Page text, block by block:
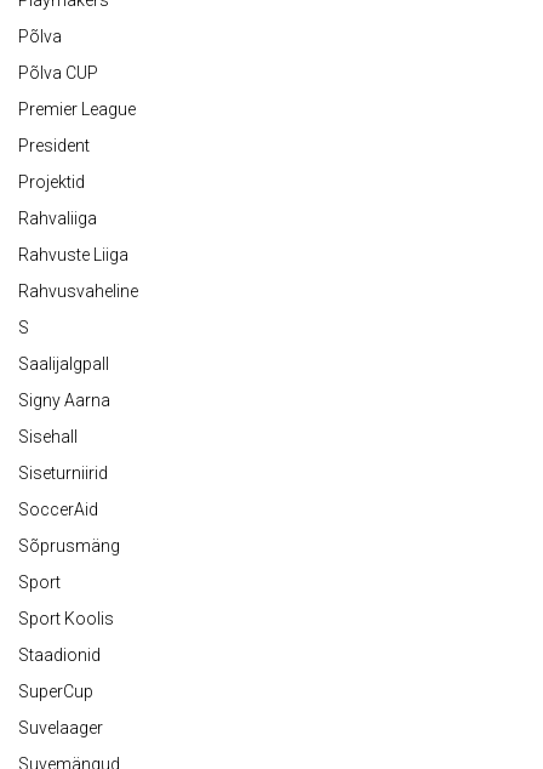
Põlva
Põlva CUP
Premier League
President
Projektid
Rahvaliiga
Rahvuste Liiga
Rahvusvaheline
S
Saalijalgpall
Signy Aarna
Sisehall
Siseturniirid
SoccerAid
Sõprusmäng
Sport
Sport Koolis
Staadionid
SuperCup
Suvelaager
Suvemängud